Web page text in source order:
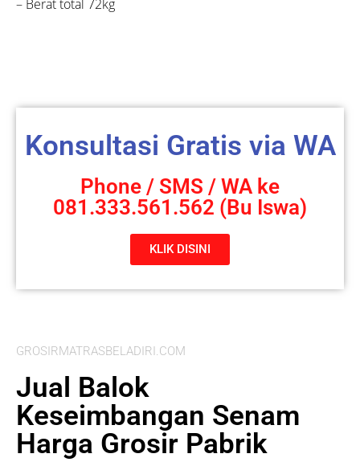
– Berat total 72kg
Konsultasi Gratis via WA
Phone / SMS / WA ke
081.333.561.562 (Bu Iswa)
KLIK DISINI
GROSIRMATRASBELADIRI.COM
Jual Balok
Keseimbangan Senam
Harga Grosir Pabrik